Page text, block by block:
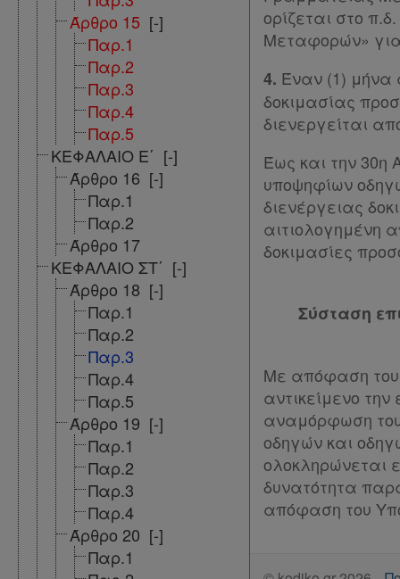
Ομαδικά
πακέτα
Παροχές
σε
συνδρομητές
Ενεργοί
συνδρομητές
Τα
αγαπημένα
μου
Οι
σημειώσεις
μου
Ψάχνω
και
δε
βρίσκω
Άρθρο 15 [-]
Παρ.1
Παρ.2
Παρ.3
Παρ.4
Παρ.5
ΚΕΦΑΛΑΙΟ Ε΄ [-]
Άρθρο 16 [-]
Παρ.1
Παρ.2
Άρθρο 17
ΚΕΦΑΛΑΙΟ ΣΤ΄ [-]
Άρθρο 18 [-]
Παρ.1
Παρ.2
Παρ.3
Παρ.4
Παρ.5
Άρθρο 19 [-]
Παρ.1
Παρ.2
Παρ.3
Παρ.4
Άρθρο 20 [-]
Παρ.1
ορίζεται στο
Μεταφορών» για
4. Έναν (1) μήνα
δοκιμασίας
διενεργείται
Έως και την 30η
υποψηφίων
διενέργειας
αιτιολογημένη
δοκιμασίες
Σύσταση
Με απόφαση του
αντικείμενο
αναμόρφωση του
οδηγών και
ολοκληρώνεται
δυνατότητα
απόφαση του